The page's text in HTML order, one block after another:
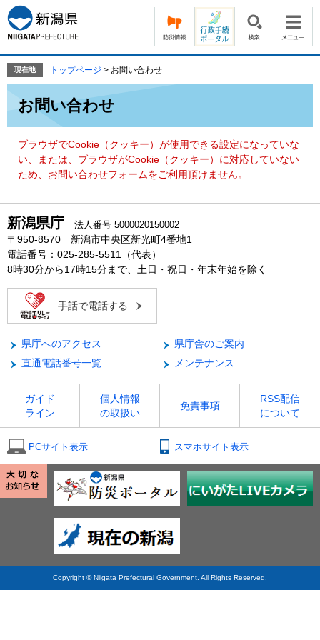
ー
ジ
の
頭
す。
ニ
ュ
ー
飛
て
現在地 トップページ > お問い合わせ
お問い合わせ
ブラウザでCookie（クッキー）が使用できる設定になっていな
い、または、ブラウザがCookie（クッキー）に対応していない
ため、お問い合わせフォームをご利用頂けません。
新潟県庁 法人番号 5000020150002
〒950-8570 新潟市中央区新光町4番地1
電話番号：025-285-5511（代表）
8時30分から17時15分まで、土日・祝日・年末年始を除く
手話で電話する
県庁へのアクセス
県庁舎のご案内
直通電話番号一覧
メンテナンス
ガイド
ライン
個人情報
の取扱い
免責事項
RSS配信
について
PCサイト表示 スマホサイト表示
Copyright © Niigata Prefectural Government. All Rights Reserved.